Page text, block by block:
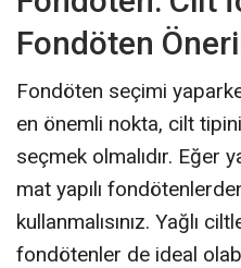
Fondöten
Fondöten seçimi
en önemli nokta, cilt
seçmek olmalıdır. Eğer
mat yapılı
kullanmalısınız. Yağlı
fondötenler de ideal